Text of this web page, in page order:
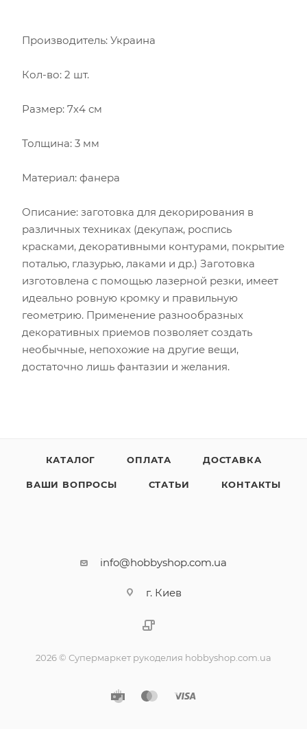
Производитель: Украина
Кол-во: 2 шт.
Размер: 7х4 см
Толщина: 3 мм
Материал: фанера
Описание: заготовка для декорирования в
различных техниках (декупаж, роспись
красками, декоративными контурами, покрытие
поталью, глазурью, лаками и др.) Заготовка
изготовлена с помощью лазерной резки, имеет
идеально ровную кромку и правильную
геометрию. Применение разнообразных
декоративных приемов позволяет создать
необычные, непохожие на другие вещи,
достаточно лишь фантазии и желания.
КАТАЛОГ ОПЛАТА ДОСТАВКА
ВАШИ ВОПРОСЫ СТАТЬИ КОНТАКТЫ
info@hobbyshop.com.ua
г. Киев
2026 © Супермаркет рукоделия hobbyshop.com.ua